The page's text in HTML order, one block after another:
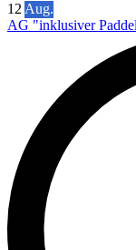
12 Aug.
AG "inklusiver